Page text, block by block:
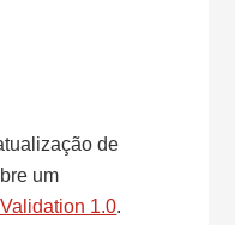
de
um
1.0.